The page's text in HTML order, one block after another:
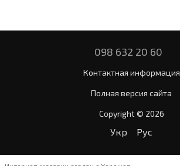
098 632 20 60
Контактная информация
Полная версия сайта
Copyright © 2026
Укр Рус